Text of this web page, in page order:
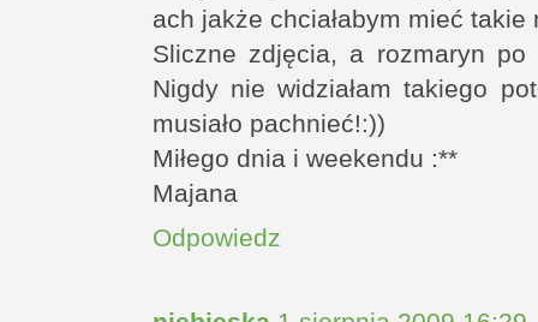
ach jakże chciałabym mieć takie
Sliczne zdjęcia, a rozmaryn po
Nigdy nie widziałam takiego
musiało pachnieć!:))
Miłego dnia i weekendu :**
Majana
Odpowiedz